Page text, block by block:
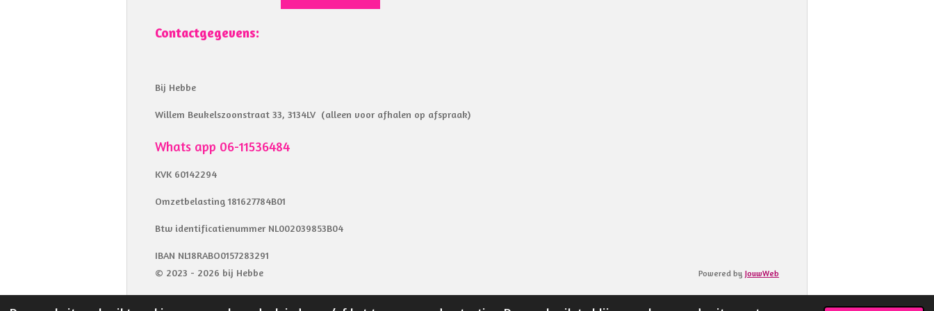
Contactgegevens:
Bij Hebbe
Willem Beukelszoonstraat 33, 3134LV (alleen voor afhalen op afspraak)
Whats app 06-11536484
KVK 60142294
Omzetbelasting 181627784B01
Btw identificatienummer NL002039853B04
IBAN NL18RABO0157283291
© 2023 - 2026 bij Hebbe
Powered by JouwWeb